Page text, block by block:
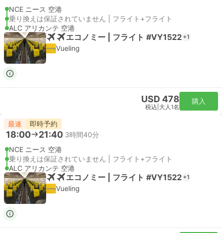
NCE ニース 空港
乗り換えは保証されていません | フライト+フライト
ALC アリカンテ 空港
エコノミー | フライト #VY1522 +1
Vueling
USD 478
税込 大人1名
購入
最速 即時予約
18:00 21:40 3時間40分
NCE ニース 空港
乗り換えは保証されていません | フライト+フライト
ALC アリカンテ 空港
エコノミー | フライト #VY1522 +1
Vueling